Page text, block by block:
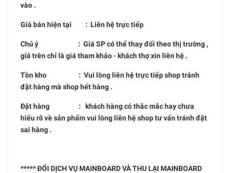
vào .
Giá bán hiện tại : Liên hệ trực tiếp
Chú ý : Giá SP có thể thay đổi theo thị trường ,
giá trên chỉ là giá tham khảo - khách thợ xin liên hệ .
Tồn kho : Vui lòng liên hệ trực tiếp shop tránh
đặt hàng mà shop hết hàng .
Đặt hàng : khách hàng có thắc mắc hay chưa
hiểu rõ về sản phẩm vui lòng liên hệ shop tư vấn tránh đặt
sai hàng .
***** ĐỔI DỊCH VỤ MAINBOARD VÀ THU LẠI MAINBOARD